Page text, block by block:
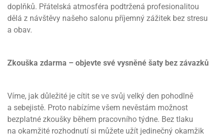
doplňků. Přátelská atmosféra podtržená profesionalitou
dělá z návštěvy našeho salonu příjemný zážitek bez stresu
a obav.
Zkouška zdarma – objevte své vysněné šaty bez závazků
Víme, jak důležité je cítit se ve svůj velký den pohodlně
a sebejistě. Proto nabízíme všem nevěstám možnost
bezplatné zkoušky během pracovního týdne. Bez tlaku
na okamžité rozhodnutí si můžete užít jedinečný okamžik